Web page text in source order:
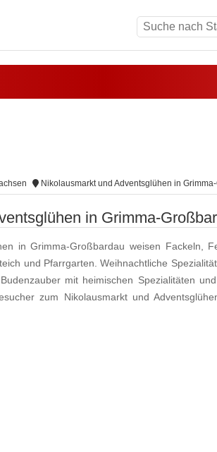
Nikolausmarkt und Adventsglühen in
in Grimma-
in Grimma-Großbardau weisen Fackeln,
und Pfarrgarten. Weihnachtliche
mit heimischen Spezialitäten
zum Nikolausmarkt und